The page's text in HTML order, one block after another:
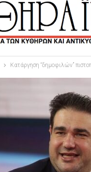
Κατάργηση “δημοφιλών”